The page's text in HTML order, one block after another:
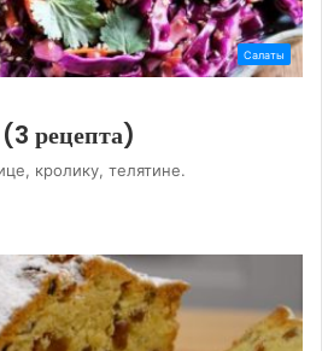
Салаты
рецепта)
кролику, телятине.